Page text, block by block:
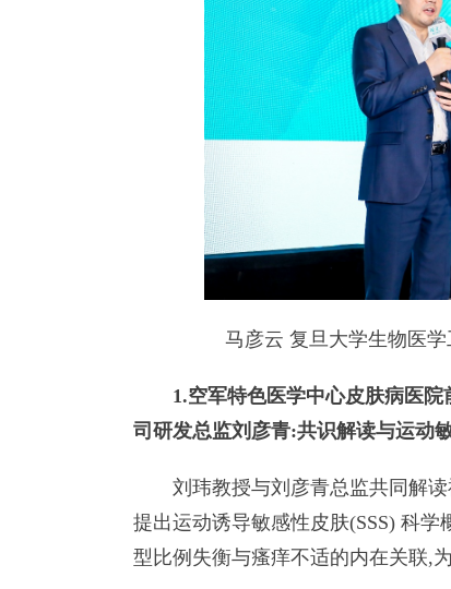
马彦云 复旦大学生物医学
1.空军特色医学中心皮肤病医院
司研发总监刘彦青:共识解读与运动
刘玮教授与刘彦青总监共同解读
提出运动诱导敏感性皮肤(SSS) 科
型比例失衡与瘙痒不适的内在关联,